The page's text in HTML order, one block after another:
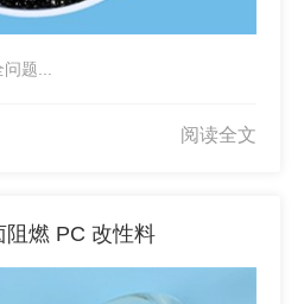
题...
阅读全文
阻燃 PC 改性料